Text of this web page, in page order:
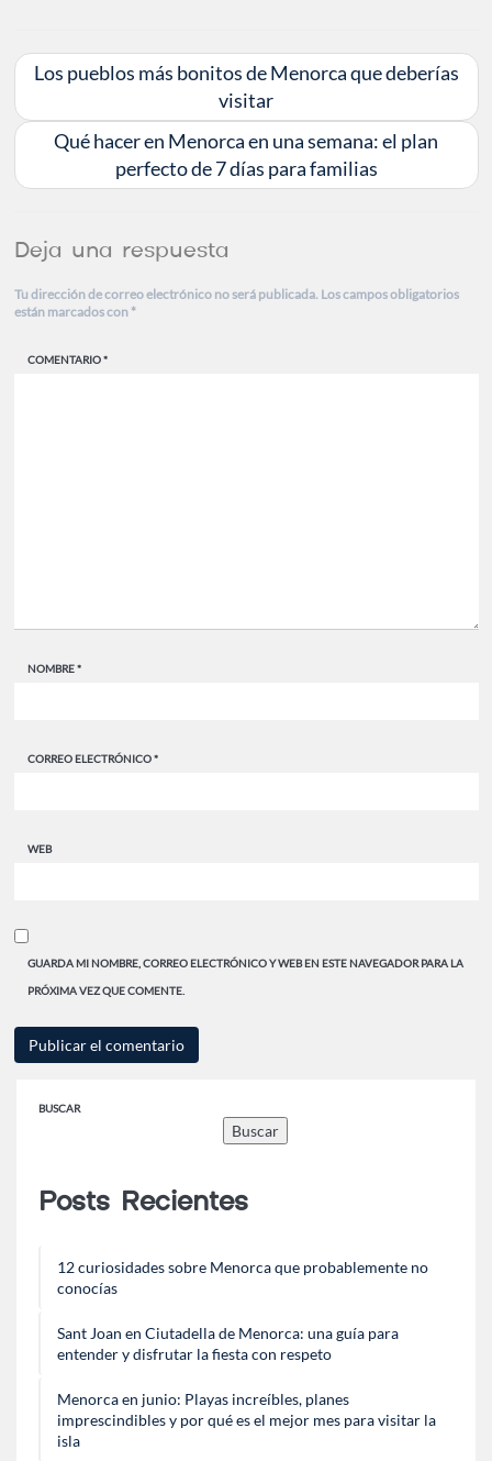
Los pueblos más bonitos de Menorca que deberías
visitar
Qué hacer en Menorca en una semana: el plan
perfecto de 7 días para familias
Deja una respuesta
Tu dirección de correo electrónico no será publicada. Los campos obligatorios
están marcados con *
COMENTARIO*
NOMBRE*
CORREO ELECTRÓNICO*
WEB
GUARDA MI NOMBRE, CORREO ELECTRÓNICO Y WEB EN ESTE NAVEGADOR PARA LA
PRÓXIMA VEZ QUE COMENTE.
BUSCAR
Buscar
Posts Recientes
12 curiosidades sobre Menorca que probablemente no
conocías
Sant Joan en Ciutadella de Menorca: una guía para
entender y disfrutar la fiesta con respeto
Menorca en junio: Playas increíbles, planes
imprescindibles y por qué es el mejor mes para visitar la
isla